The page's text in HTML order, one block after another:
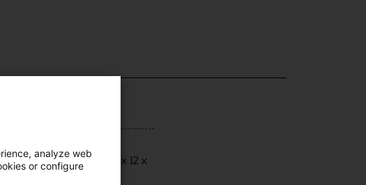
Dimensions: 23,5 x 12 x
analyze web
or configure